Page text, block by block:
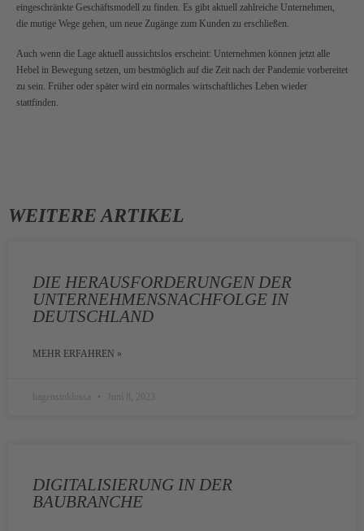
eingeschränkte Geschäftsmodell zu finden. Es gibt aktuell zahlreiche Unternehmen,
die mutige Wege gehen, um neue Zugänge zum Kunden zu erschließen.
Auch wenn die Lage aktuell aussichtslos erscheint: Unternehmen können jetzt alle
Hebel in Bewegung setzen, um bestmöglich auf die Zeit nach der Pandemie vorbereitet
zu sein. Früher oder später wird ein normales wirtschaftliches Leben wieder
stattfinden.
WEITERE ARTIKEL
DIE HERAUSFORDERUNGEN DER
UNTERNEHMENSNACHFOLGE IN
DEUTSCHLAND
MEHR ERFAHREN »
hagenstoklossa Juni 8, 2023
DIGITALISIERUNG IN DER
BAUBRANCHE